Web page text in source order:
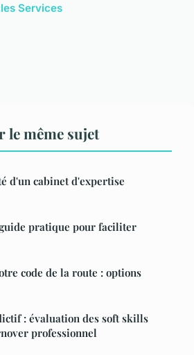
Services
le même sujet
d'un cabinet d'expertise
pratique pour faciliter
code de la route : options
: évaluation des soft skills
professionnel